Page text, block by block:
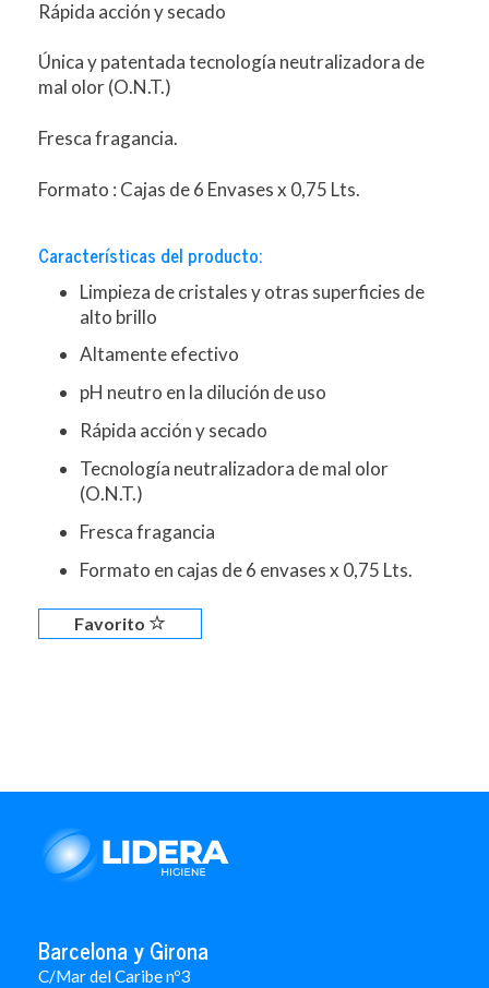
Rápida acción y secado
Única y patentada tecnología neutralizadora de
mal olor (O.N.T.)
Fresca fragancia.
Formato : Cajas de 6 Envases x 0,75 Lts.
Características del producto:
Limpieza de cristales y otras superficies de
alto brillo
Altamente efectivo
pH neutro en la dilución de uso
Rápida acción y secado
Tecnología neutralizadora de mal olor
(O.N.T.)
Fresca fragancia
Formato en cajas de 6 envases x 0,75 Lts.
Favorito
Barcelona y Girona
C/Mar del Caribe nº3